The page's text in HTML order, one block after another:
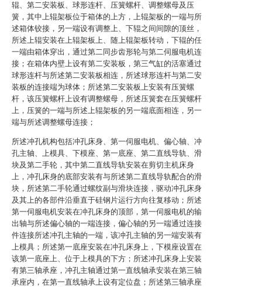
辊、第二安装板、球形连杆、压簧螺杆、调整螺母及压
簧，其中上辊架板位于箱体的上方，上辊架板的一端与所
述箱体铰接，另一端设有调整上、下辊之间间隙的顶丝，
所述上辊安装在上辊架板上、随上辊架板转动，下辊的任
一端由箱体穿出，通过第二同步齿形轮与第二伺服电机连
接；在箱体内壁上设有第二安装板，第三气缸的活塞通过
球形连杆与所述第二安装板相连，所述球形连杆与第二安
装板的连接端为球体；所述第二安装板上安装有压簧螺
杆，该压簧螺杆上设有调整螺母，所述压簧套在压簧螺杆
上，压簧的一端与所述上辊架板的另一端底面相连，另一
端与所述调整螺母连接；
所述冲孔机构包括冲孔床身、第一伺服电机、偏心轴、冲
孔主轴、上模具、下模座、第一底座、第二直线导轨、滑
块及第二手轮，其中第二直线导轨安装在剪切主机床身
上，冲孔床身的底部安装有与所述第二直线导轨配合的滑
块，所述第二手轮通过螺纹副与滑块连接，驱动冲孔床身
及其上的各部件沿垂直于硅钢片运行方向往复移动；所述
第一伺服电机安装在冲孔床身的顶部，第一伺服电机的输
出轴与所述偏心轴的一端连接，偏心轴的另一端通过连接
件连接所述冲孔主轴的一端，该冲孔主轴的另一端安装有
上模具；所述第一底座安装在冲孔床身上，下模座设置在
该第一底座上、位于上模具的下方；所述冲孔床身上安装
有第三轴承座，冲孔主轴通过第一直线轴承安装在第三轴
承座内，在第一直线轴承上设有定位盘；所述第三轴承座